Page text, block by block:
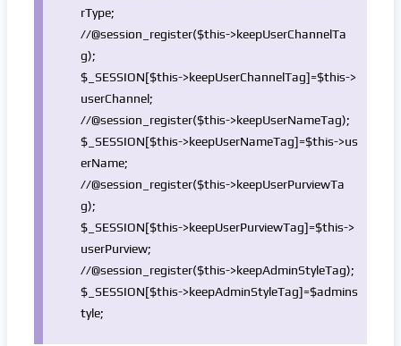
rType;
//@session_register($this->keepUserChannelTa
g);
$_SESSION[$this->keepUserChannelTag]=$this->
userChannel;
//@session_register($this->keepUserNameTag);
$_SESSION[$this->keepUserNameTag]=$this->us
erName;
//@session_register($this->keepUserPurviewTa
g);
$_SESSION[$this->keepUserPurviewTag]=$this->
userPurview;
//@session_register($this->keepAdminStyleTag);
$_SESSION[$this->keepAdminStyleTag]=$admins
tyle;